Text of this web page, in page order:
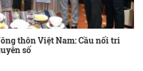
thôn Việt Nam: Cầu nối tri
số